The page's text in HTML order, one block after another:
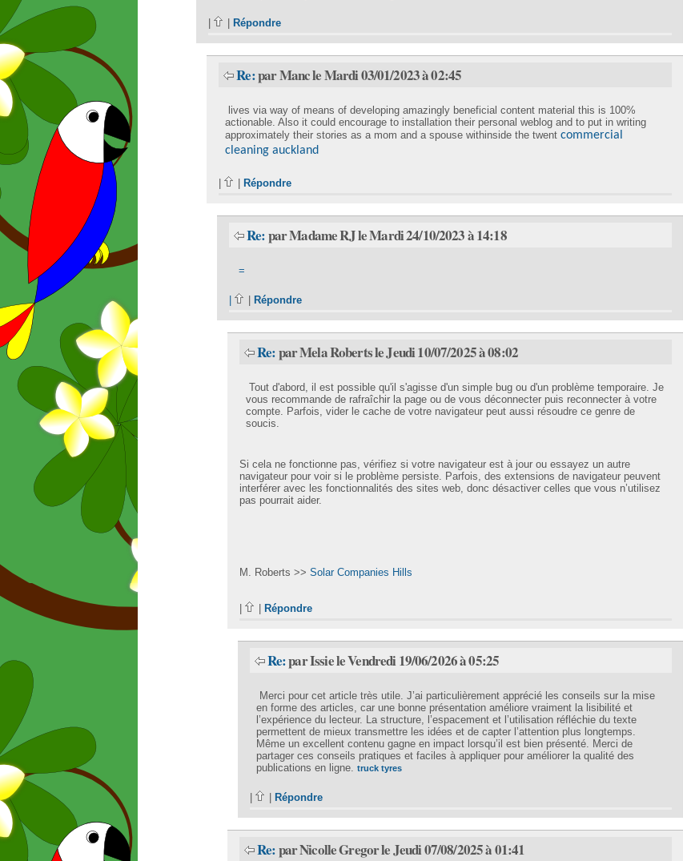
| Répondre
Re:par Manc le Mardi 03/01/2023 à 02:45
lives via way of means of developing amazingly beneficial content material this is 100%
actionable. Also it could encourage to installation their personal weblog and to put in writing
approximately their stories as a mom and a spouse withinside the twentcommercial
cleaning auckland
| Répondre
Re:par Madame RJ le Mardi 24/10/2023 à 14:18
=
Répondre
Re:par Mela Roberts le Jeudi 10/07/2025 à 08:02
Tout d'abord, il est possible qu'il s'agisse d'un simple bug ou d'un problème temporaire. Je
vous recommande de rafraîchir la page ou de vous déconnecter puis reconnecter à votre
compte. Parfois, vider le cache de votre navigateur peut aussi résoudre ce genre de
soucis.
Si cela ne fonctionne pas, vérifiez si votre navigateur est à jour ou essayez un autre
navigateur pour voir si le problème persiste. Parfois, des extensions de navigateur peuvent
interférer avec les fonctionnalités des sites web, donc désactiver celles que vous n’utilisez
pas pourrait aider.
M. Roberts >> Solar Companies Hills
Répondre
Re:par Issie le Vendredi 19/06/2026 à 05:25
Merci pour cet article très utile. J’ai particulièrement apprécié les conseils sur la mise
en forme des articles, car une bonne présentation améliore vraiment la lisibilité et
l’expérience du lecteur. La structure, l’espacement et l’utilisation réfléchie du texte
permettent de mieux transmettre les idées et de capter l’attention plus longtemps.
Même un excellent contenu gagne en impact lorsqu’il est bien présenté. Merci de
partager ces conseils pratiques et faciles à appliquer pour améliorer la qualité des
publications en ligne.
truck tyres
Répondre
Re:par Nicolle Gregor le Jeudi 07/08/2025 à 01:41